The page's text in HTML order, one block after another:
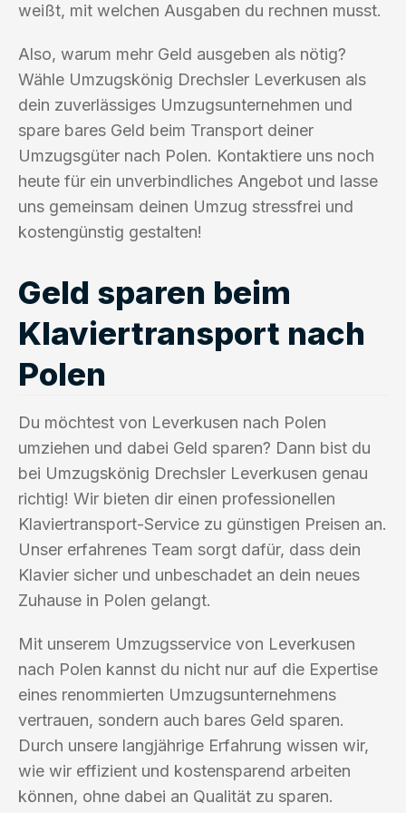
weißt, mit welchen Ausgaben du rechnen musst.
Also, warum mehr Geld ausgeben als nötig?
Wähle Umzugskönig Drechsler Leverkusen als
dein zuverlässiges Umzugsunternehmen und
spare bares Geld beim Transport deiner
Umzugsgüter nach Polen. Kontaktiere uns noch
heute für ein unverbindliches Angebot und lasse
uns gemeinsam deinen Umzug stressfrei und
kostengünstig gestalten!
Geld sparen beim
Klaviertransport nach
Polen
Du möchtest von Leverkusen nach Polen
umziehen und dabei Geld sparen? Dann bist du
bei Umzugskönig Drechsler Leverkusen genau
richtig! Wir bieten dir einen professionellen
Klaviertransport-Service zu günstigen Preisen an.
Unser erfahrenes Team sorgt dafür, dass dein
Klavier sicher und unbeschadet an dein neues
Zuhause in Polen gelangt.
Mit unserem Umzugsservice von Leverkusen
nach Polen kannst du nicht nur auf die Expertise
eines renommierten Umzugsunternehmens
vertrauen, sondern auch bares Geld sparen.
Durch unsere langjährige Erfahrung wissen wir,
wie wir effizient und kostensparend arbeiten
können, ohne dabei an Qualität zu sparen.